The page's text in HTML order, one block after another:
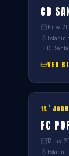
CD
6 dez.
Estádio
CD
VER
14 ª
FC
13 dez.
Estádio